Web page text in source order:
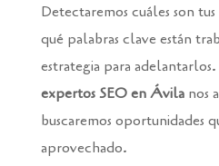
Detectaremos cuáles son
qué palabras clave están
estrategia para
expertos SEO en Ávila nos
buscaremos oportunidades
aprovechado.